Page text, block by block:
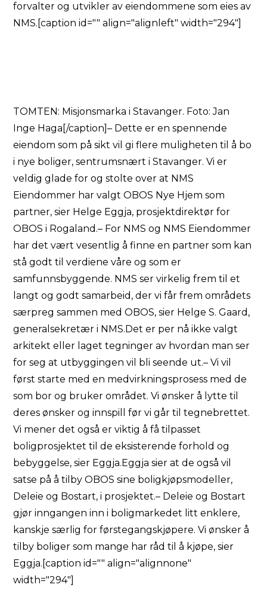
forvalter og utvikler av eiendommene som eies av
NMS.[caption id="" align="alignleft" width="294"]
TOMTEN: Misjonsmarka i Stavanger. Foto: Jan
Inge Haga[/caption]– Dette er en spennende
eiendom som på sikt vil gi flere muligheten til å bo
i nye boliger, sentrumsnært i Stavanger. Vi er
veldig glade for og stolte over at NMS
Eiendommer har valgt OBOS Nye Hjem som
partner, sier Helge Eggja, prosjektdirektør for
OBOS i Rogaland.– For NMS og NMS Eiendommer
har det vært vesentlig å finne en partner som kan
stå godt til verdiene våre og som er
samfunnsbyggende. NMS ser virkelig frem til et
langt og godt samarbeid, der vi får frem områdets
særpreg sammen med OBOS, sier Helge S. Gaard,
generalsekretær i NMS.Det er per nå ikke valgt
arkitekt eller laget tegninger av hvordan man ser
for seg at utbyggingen vil bli seende ut.– Vi vil
først starte med en medvirkningsprosess med de
som bor og bruker området. Vi ønsker å lytte til
deres ønsker og innspill før vi går til tegnebrettet.
Vi mener det også er viktig å få tilpasset
boligprosjektet til de eksisterende forhold og
bebyggelse, sier Eggja.Eggja sier at de også vil
satse på å tilby OBOS sine boligkjøpsmodeller,
Deleie og Bostart, i prosjektet.– Deleie og Bostart
gjør inngangen inn i boligmarkedet litt enklere,
kanskje særlig for førstegangskjøpere. Vi ønsker å
tilby boliger som mange har råd til å kjøpe, sier
Eggja.[caption id="" align="alignnone"
width="294"]